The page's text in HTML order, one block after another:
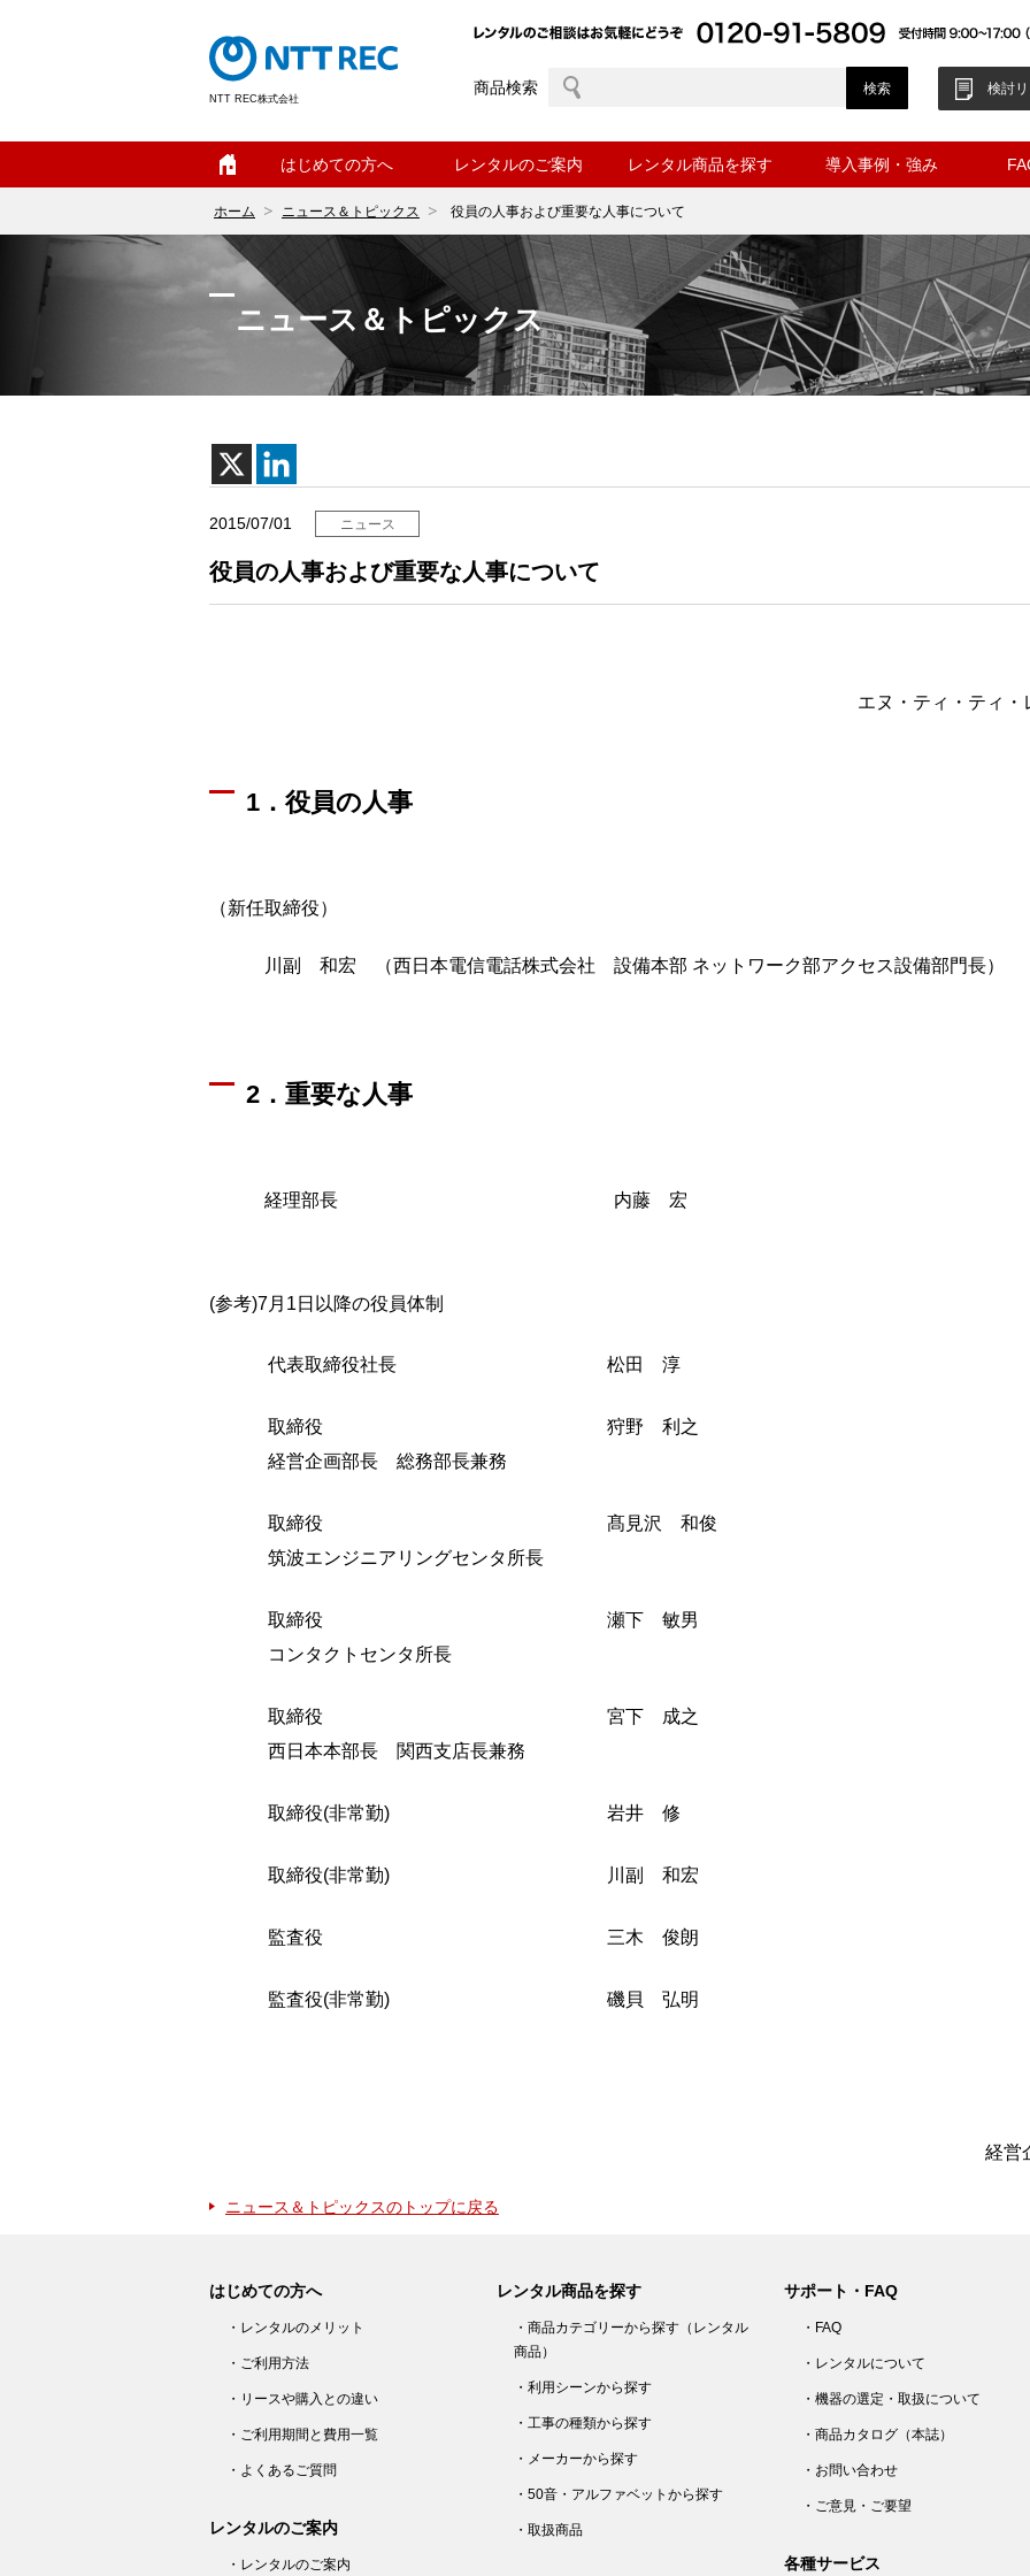
NTT REC株式会社
商品検索 検討
はじめての方へ レンタルのご案内 レンタル商品を探す 導入事例・強み
ホーム ニュース＆トピックス 役員の人事および重要な人事について
ニュース＆トピックス
2015/07/01 ニュース
役員の人事および重要な人事について
エヌ・ティ・ティ
1．役員の人事
（新任取締役）
川副 和宏 （西日本電信電話株式会社 設備本部 ネットワーク部アクセス設備部門長）
2．重要な人事
経理部長 内藤 宏
(参考)7月1日以降の役員体制
代表取締役社長 松田 淳
取締役
経営企画部長 総務部長兼務
狩野 利之
取締役
筑波エンジニアリングセンタ所長
髙見沢 和俊
取締役
コンタクトセンタ所長
瀬下 敏男
取締役
西日本本部長 関西支店長兼務
宮下 成之
取締役(非常勤) 岩井 修
取締役(非常勤) 川副 和宏
監査役 三木 俊朗
監査役(非常勤) 磯貝 弘明
経営
ニュース＆トピックスのトップに戻る
はじめての方へ
・レンタルのメリット
・ご利用方法
・リースや購入との違い
・ご利用期間と費用一覧
・よくあるご質問
レンタルのご案内
・レンタルのご案内
レンタル商品を探す
・商品カテゴリーから探す（レンタル
商品）
・利用シーンから探す
・工事の種類から探す
・メーカーから探す
・50音・アルファベットから探す
・取扱商品
サポート・FAQ
・FAQ
・レンタルについて
・機器の選定・取扱について
・商品カタログ（本誌）
・お問い合わせ
・ご意見・ご要望
各種サービス